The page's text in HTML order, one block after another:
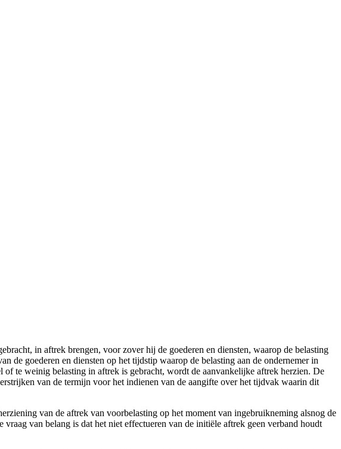
in aftrek brengen, voor zover hij de goederen en diensten, waarop de belasting
de goederen en diensten op het tijdstip waarop de belasting aan de ondernemer in
te weinig belasting in aftrek is gebracht, wordt de aanvankelijke aftrek herzien. De
van de termijn voor het indienen van de aangifte over het tijdvak waarin dit
van de aftrek van voorbelasting op het moment van ingebruikneming alsnog de
van belang is dat het niet effectueren van de initiële aftrek geen verband houdt